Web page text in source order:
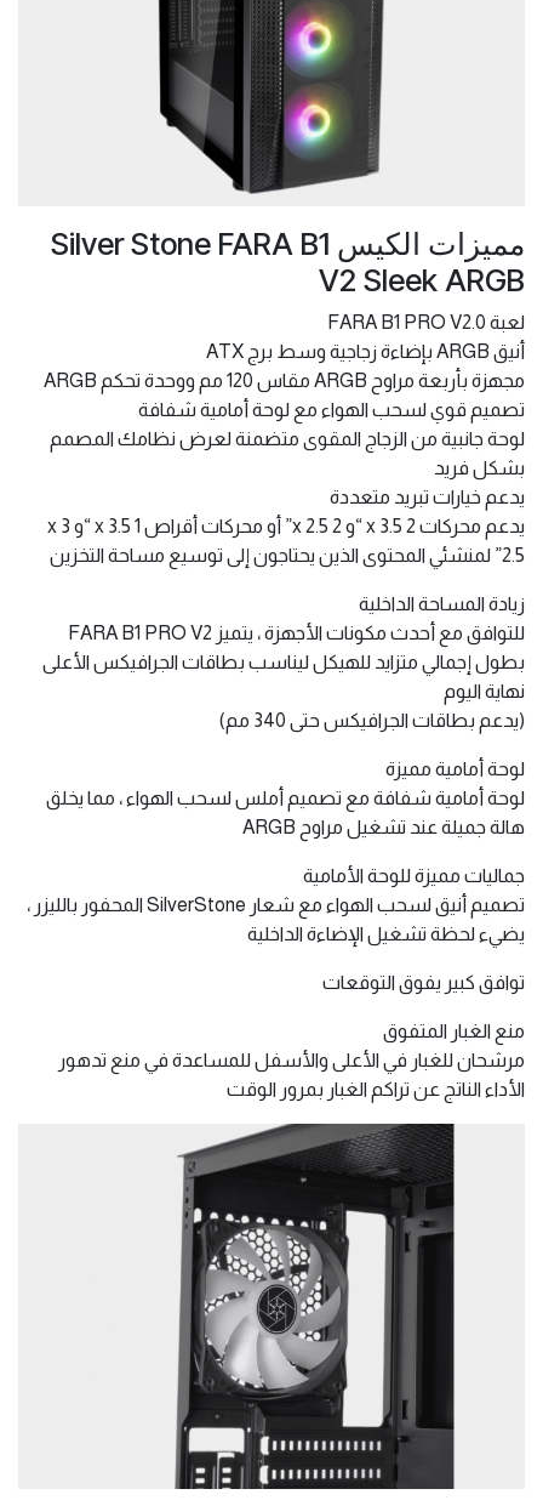
مميزات الكيس Silver Stone FARA B1
V2 Sleek ARGB
لعبة FARA B1 PRO V2.0
أنيق ARGB بإضاءة زجاجية وسط برج ATX
مجهزة بأربعة مراوح ARGB مقاس 120 مم ووحدة تحكم ARGB
تصميم قوي لسحب الهواء مع لوحة أمامية شفافة
لوحة جانبية من الزجاج المقوى متضمنة لعرض نظامك المصمم
بشكل فريد
يدعم خيارات تبريد متعددة
يدعم محركات 2 x 3.5 “و 2 x 2.5” أو محركات أقراص 1 x 3.5 “و 3 x
2.5” لمنشئي المحتوى الذين يحتاجون إلى توسيع مساحة التخزين
زيادة المساحة الداخلية
للتوافق مع أحدث مكونات الأجهزة ، يتميز FARA B1 PRO V2
بطول إجمالي متزايد للهيكل ليناسب بطاقات الجرافيكس الأعلى
نهاية اليوم
(يدعم بطاقات الجرافيكس حتى 340 مم)
لوحة أمامية مميزة
لوحة أمامية شفافة مع تصميم أملس لسحب الهواء ، مما يخلق
هالة جميلة عند تشغيل مراوح ARGB
جماليات مميزة للوحة الأمامية
تصميم أنيق لسحب الهواء مع شعار SilverStone المحفور بالليزر ،
يضيء لحظة تشغيل الإضاءة الداخلية
توافق كبير يفوق التوقعات
منع الغبار المتفوق
مرشحان للغبار في الأعلى والأسفل للمساعدة في منع تدهور
الأداء الناتج عن تراكم الغبار بمرور الوقت